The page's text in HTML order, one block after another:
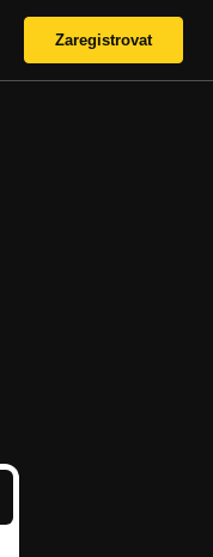
Zaregistrovat